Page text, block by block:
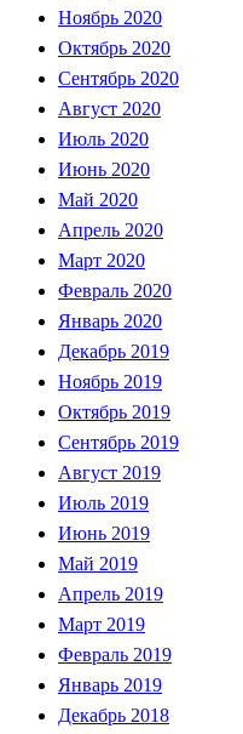
Ноябрь 2020
Октябрь 2020
Сентябрь 2020
Август 2020
Июль 2020
Июнь 2020
Май 2020
Апрель 2020
Март 2020
Февраль 2020
Январь 2020
Декабрь 2019
Ноябрь 2019
Октябрь 2019
Сентябрь 2019
Август 2019
Июль 2019
Июнь 2019
Май 2019
Апрель 2019
Март 2019
Февраль 2019
Январь 2019
Декабрь 2018